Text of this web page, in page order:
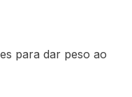
para dar peso ao